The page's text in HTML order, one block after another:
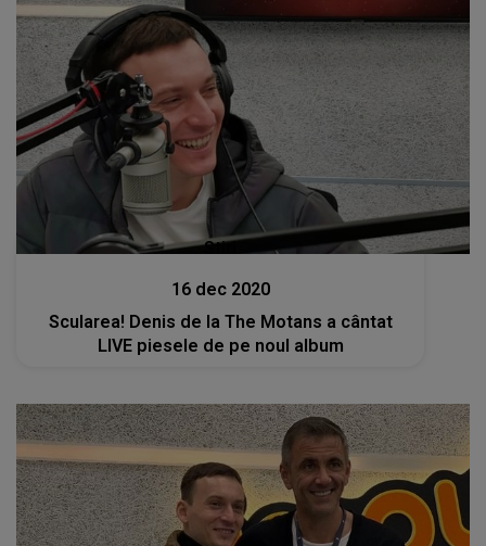
Stiri
16 dec 2020
Scularea! Denis de la The Motans a cântat
LIVE piesele de pe noul album